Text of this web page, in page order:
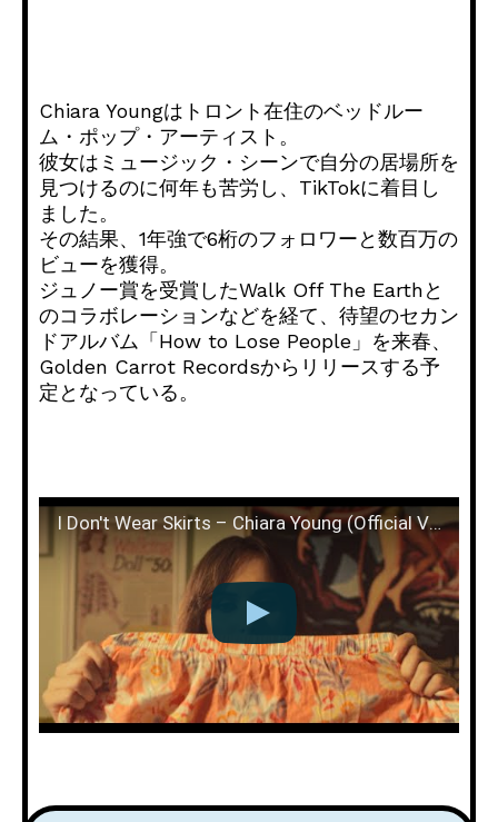
Chiara Youngはトロント在住のベッドルー
ム・ポップ・アーティスト。
彼女はミュージック・シーンで自分の居場所を
見つけるのに何年も苦労し、TikTokに着目し
ました。
その結果、1年強で6桁のフォロワーと数百万の
ビューを獲得。
ジュノー賞を受賞したWalk Off The Earthと
のコラボレーションなどを経て、待望のセカン
ドアルバム「How to Lose People」を来春、
Golden Carrot Recordsからリリースする予
定となっている。
I Don't Wear Skirts – Chiara Young (Official Video)